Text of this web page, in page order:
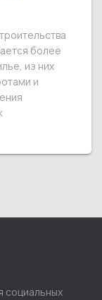
более
из них
и
социальных